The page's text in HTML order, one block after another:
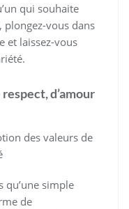
qui souhaite
vous dans
et laissez-vous
d’amour
des valeurs de
qu’une simple
de